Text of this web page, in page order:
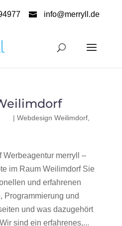
info@merryll.de
| Webdesign Weilimdorf,
merryll –
im Raum Weilimdorf Sie
und erfahrenen
Programmierung und
und was dazugehört
sind ein erfahrenes,...